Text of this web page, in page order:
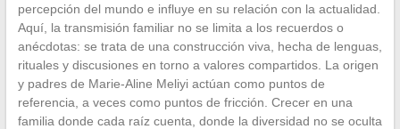
percepción del mundo e influye en su relación con la actualidad.
Aquí, la transmisión familiar no se limita a los recuerdos o
anécdotas: se trata de una construcción viva, hecha de lenguas,
rituales y discusiones en torno a valores compartidos. La origen
y padres de Marie-Aline Meliyi actúan como puntos de
referencia, a veces como puntos de fricción. Crecer en una
familia donde cada raíz cuenta, donde la diversidad no se oculta